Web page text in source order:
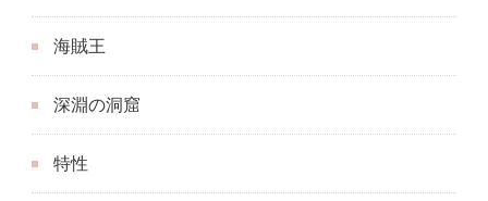
海賊王
深淵の洞窟
特性